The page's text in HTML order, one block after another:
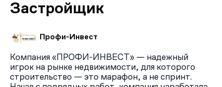
кафе и службы сервиса.
Плюсы и минусы
тихом подмосковном городе на берегу реки, удобным
сообщением со столицей для автомобилистов и
пешеходов, близостью природных объектов — лесных
массивов, реки Уча и Учинского водохранилища. В
проекте предусмотрены планировочные решения для
разного состава семьи, предчистовая отделка,
Застройщик
Профи-Инвест
Компания «ПРОФИ-ИНВЕСТ» — надежный
игрок на рынке недвижимости, для которого
строительство — это марафон, а не спринт.